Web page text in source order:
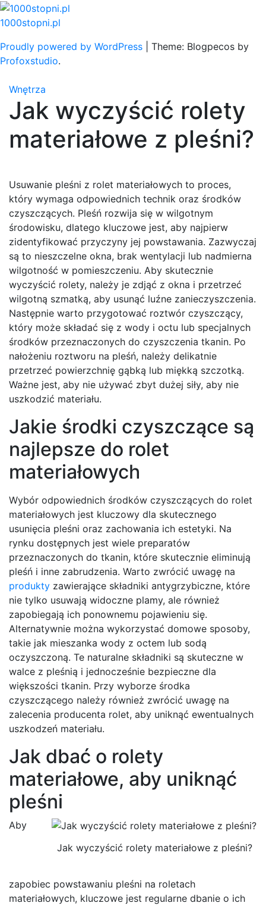
Skip
to
1000stopni.pl
Proudly powered by WordPress
Theme: Blogpecos by
Profoxstudio.
Wnętrza
Jak wyczyścić rolety
materiałowe z pleśni?
Usuwanie pleśni z rolet materiałowych to proces,
który wymaga odpowiednich technik oraz środków
czyszczących. Pleśń rozwija się w wilgotnym
środowisku, dlatego kluczowe jest, aby najpierw
zidentyfikować przyczyny jej powstawania. Zazwyczaj
są to nieszczelne okna, brak wentylacji lub nadmierna
wilgotność w pomieszczeniu. Aby skutecznie
wyczyścić rolety, należy je zdjąć z okna i przetrzeć
wilgotną szmatką, aby usunąć luźne zanieczyszczenia.
Następnie warto przygotować roztwór czyszczący,
który może składać się z wody i octu lub specjalnych
środków przeznaczonych do czyszczenia tkanin. Po
nałożeniu roztworu na pleśń, należy delikatnie
przetrzeć powierzchnię gąbką lub miękką szczotką.
Ważne jest, aby nie używać zbyt dużej siły, aby nie
uszkodzić materiału.
Jakie środki czyszczące są
najlepsze do rolet
materiałowych
Wybór odpowiednich środków czyszczących do rolet
materiałowych jest kluczowy dla skutecznego
usunięcia pleśni oraz zachowania ich estetyki. Na
rynku dostępnych jest wiele preparatów
przeznaczonych do tkanin, które skutecznie eliminują
pleśń i inne zabrudzenia. Warto zwrócić uwagę na
produkty zawierające składniki antygrzybiczne, które
nie tylko usuwają widoczne plamy, ale również
zapobiegają ich ponownemu pojawieniu się.
Alternatywnie można wykorzystać domowe sposoby,
takie jak mieszanka wody z octem lub sodą
oczyszczoną. Te naturalne składniki są skuteczne w
walce z pleśnią i jednocześnie bezpieczne dla
większości tkanin. Przy wyborze środka
czyszczącego należy również zwrócić uwagę na
zalecenia producenta rolet, aby uniknąć ewentualnych
uszkodzeń materiału.
Jak dbać o rolety
materiałowe, aby uniknąć
pleśni
Jak wyczyścić rolety materiałowe z pleśni?
Aby
zapobiec powstawaniu pleśni na roletach
materiałowych, kluczowe jest regularne dbanie o ich